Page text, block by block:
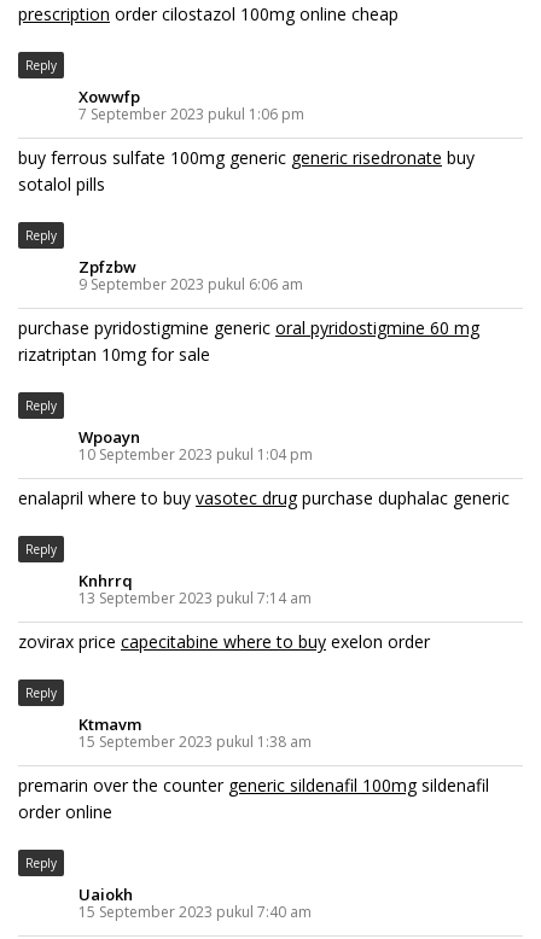
prescription order cilostazol 100mg online cheap
Reply
Xowwfp
7 September 2023 pukul 1:06 pm
buy ferrous sulfate 100mg generic generic risedronate buy
sotalol pills
Reply
Zpfzbw
9 September 2023 pukul 6:06 am
purchase pyridostigmine generic oral pyridostigmine 60 mg
rizatriptan 10mg for sale
Reply
Wpoayn
10 September 2023 pukul 1:04 pm
enalapril where to buy vasotec drugpurchase duphalac generic
Reply
Knhrrq
13 September 2023 pukul 7:14 am
zovirax price capecitabine where to buy exelon order
Reply
Ktmavm
15 September 2023 pukul 1:38 am
premarin over the counter generic sildenafil 100mgsildenafil
order online
Reply
Uaiokh
15 September 2023 pukul 7:40 am